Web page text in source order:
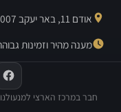
אודם 11, באר יעקב 7032007
מענה מהיר וזמינות
חבר במרכז הארצי